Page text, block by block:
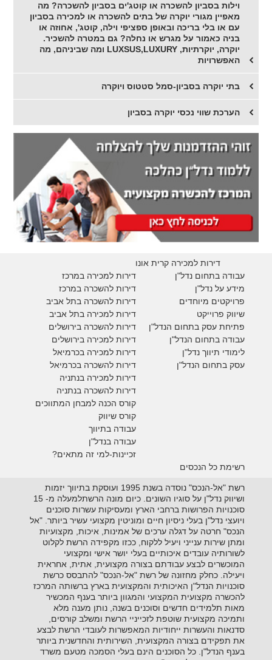
וילות בסביון להשכרה או קוטג'ים בסביון להשכרה? מה
מאפיין מגורי יוקרה של בתים להשכרה או למכירה בסביון
עם או בלי בריכה ובאופן ספציפי וילה, קוטג', אחוזה או
בניה כאמור על מגרש או נחלה? גם במטרה להשכיר.
יוקרה, יוקרתיות, LUXSUS,LUXURY ומה שביניהם, מה
האפשרויות
בתי יוקרה בסביון-סמל סטטוס ויוקרה
הערכת שווי נכסי יוקרה בסביון
דירות למכירה קרית אונו
דירות למכירה במרכז
דירות להשכרה במרכז
דירות להשכרה בתל אביב
דירות למכירה בתל אביב
דירות להשכרה בירושלים
דירות למכירה בירושלים
דירות למכירה בכרמיאל
דירות להשכרה בכרמיאל
דירות למכירה בנתניה
דירות להשכרה בנתניה
קורס הכנה למבחן המתווכים
קורס שיווק
עבודה בתיווך
עבודה בנדל"ן
זכיינות-למי זה מתאים?
עבודה בתחום נדל"ן
מידע על נדל"ן
פרויקטים מיוחדים
שיווק פרוייקט
פתיחת עסק בתחום הנדל"ן
עבודה בתחום הנדל"ן
לימודי תיווך נדל"ן
עסק בתחום הנדל"ן
רשימת כל הנכסים
רשת "אל-הנכס" נוסדה בשנת 1995 ועוסקת בתיווך יזמות
ושיווק נדל"ן על סוגיו השונים. כיום מונה הרשתלמעלה מ- 15
סוכנויות הפרושות ברחבי הארץ ומעסיקות עשרות סוכנים
ויועצי נדל"ן בעלי ניסיון חיים ומוניטין מקצועי עשיר ביותר. "אל
הנכס" חרטה על דגלה ערכים של אמינות, איכות, מקצועיות
ומתן שירות ענייני ויעיל ללקוח, ככזו מקפידה הרשת לקלוט
לשורותיה עובדים איכותיים בעלי יושר אישי ומקצועי
המוכשרים לבצע עבודתם בצורה מקצועית, אתית, אחראית
ויעילה. כחלק מחזונה של רשת "אל-הנכס" להתבסס כרשת
סוכנויות הנדל"ן האיכותית והמקצועית בארץ ברשותה המרכז
להכשרה מקצועית המקצועי והמגוון ביותר בענף המכשיר
מאות תלמידים חדשים וסוכנים בשנה, נותן מענה מלא
ותמיכה מקצועית שוטפת לזכייניי הרשת ומשלב קורסים,
סדנאות והעשרות ייחודיות המאפשרות לעובדי הרשת לבצע
את תפקידם בצורה המקצועית, השירותית והחדשנית ביותר
בענף הנדל"ן. כל הסוכנים הינם בעלי הסמכה מטעם משרד